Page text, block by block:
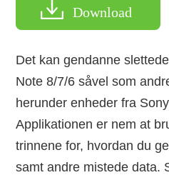
Download
Det kan gendanne
Note 8/7/6 såvel som
herunder enheder fra
Applikationen er nem at
trinnene for, hvordan du
samt andre mistede data.